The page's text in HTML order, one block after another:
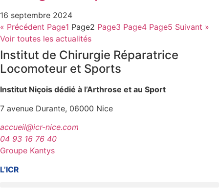
16 septembre 2024
« Précédent Page1 Page2 Page3 Page4 Page5 Suivant »
Voir toutes les actualités
Institut de Chirurgie Réparatrice
Locomoteur et Sports
Institut Niçois dédié à l’Arthrose et au Sport
7 avenue Durante, 06000 Nice
accueil@icr-nice.com
04 93 16 76 40
Groupe Kantys
L’ICR